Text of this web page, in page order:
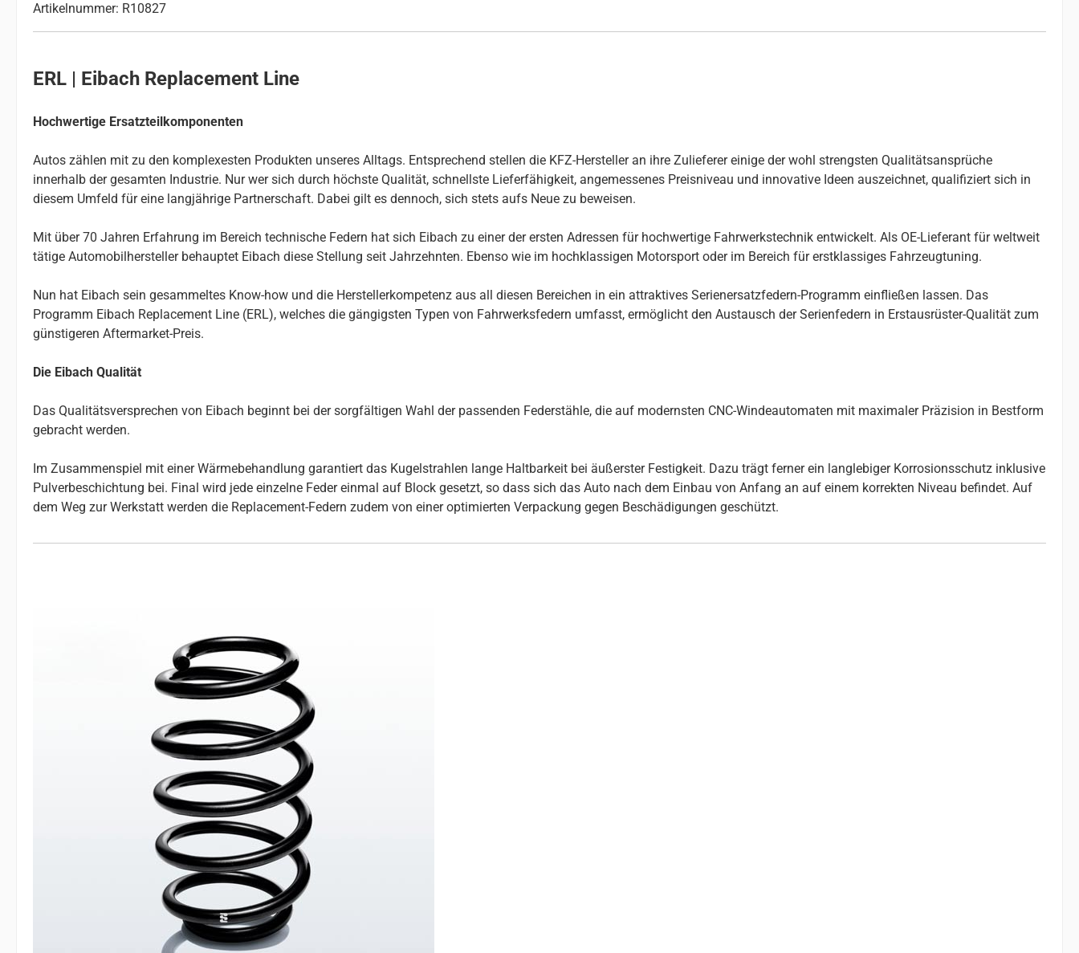
Artikelnummer: R10827
ERL | Eibach Replacement Line
Hochwertige Ersatzteilkomponenten
Autos zählen mit zu den komplexesten Produkten unseres Alltags. Entsprechend stellen die KFZ-Hersteller an ihre Zulieferer einige der wohl strengsten Qualitätsansprüche
innerhalb der gesamten Industrie. Nur wer sich durch höchste Qualität, schnellste Lieferfähigkeit, angemessenes Preisniveau und innovative Ideen auszeichnet, qualifiziert sich in
diesem Umfeld für eine langjährige Partnerschaft. Dabei gilt es dennoch, sich stets aufs Neue zu beweisen.
Mit über 70 Jahren Erfahrung im Bereich technische Federn hat sich Eibach zu einer der ersten Adressen für hochwertige Fahrwerkstechnik entwickelt. Als OE-Lieferant für weltweit
tätige Automobilhersteller behauptet Eibach diese Stellung seit Jahrzehnten. Ebenso wie im hochklassigen Motorsport oder im Bereich für erstklassiges Fahrzeugtuning.
Nun hat Eibach sein gesammeltes Know-how und die Herstellerkompetenz aus all diesen Bereichen in ein attraktives Serienersatzfedern-Programm einfließen lassen. Das
Programm Eibach Replacement Line (ERL), welches die gängigsten Typen von Fahrwerksfedern umfasst, ermöglicht den Austausch der Serienfedern in Erstausrüster-Qualität zum
günstigeren Aftermarket-Preis.
Die Eibach Qualität
Das Qualitätsversprechen von Eibach beginnt bei der sorgfältigen Wahl der passenden Federstähle, die auf modernsten CNC-Windeautomaten mit maximaler Präzision in Bestform
gebracht werden.
Im Zusammenspiel mit einer Wärmebehandlung garantiert das Kugelstrahlen lange Haltbarkeit bei äußerster Festigkeit. Dazu trägt ferner ein langlebiger Korrosionsschutz inklusive
Pulverbeschichtung bei. Final wird jede einzelne Feder einmal auf Block gesetzt, so dass sich das Auto nach dem Einbau von Anfang an auf einem korrekten Niveau befindet. Auf
dem Weg zur Werkstatt werden die Replacement-Federn zudem von einer optimierten Verpackung gegen Beschädigungen geschützt.